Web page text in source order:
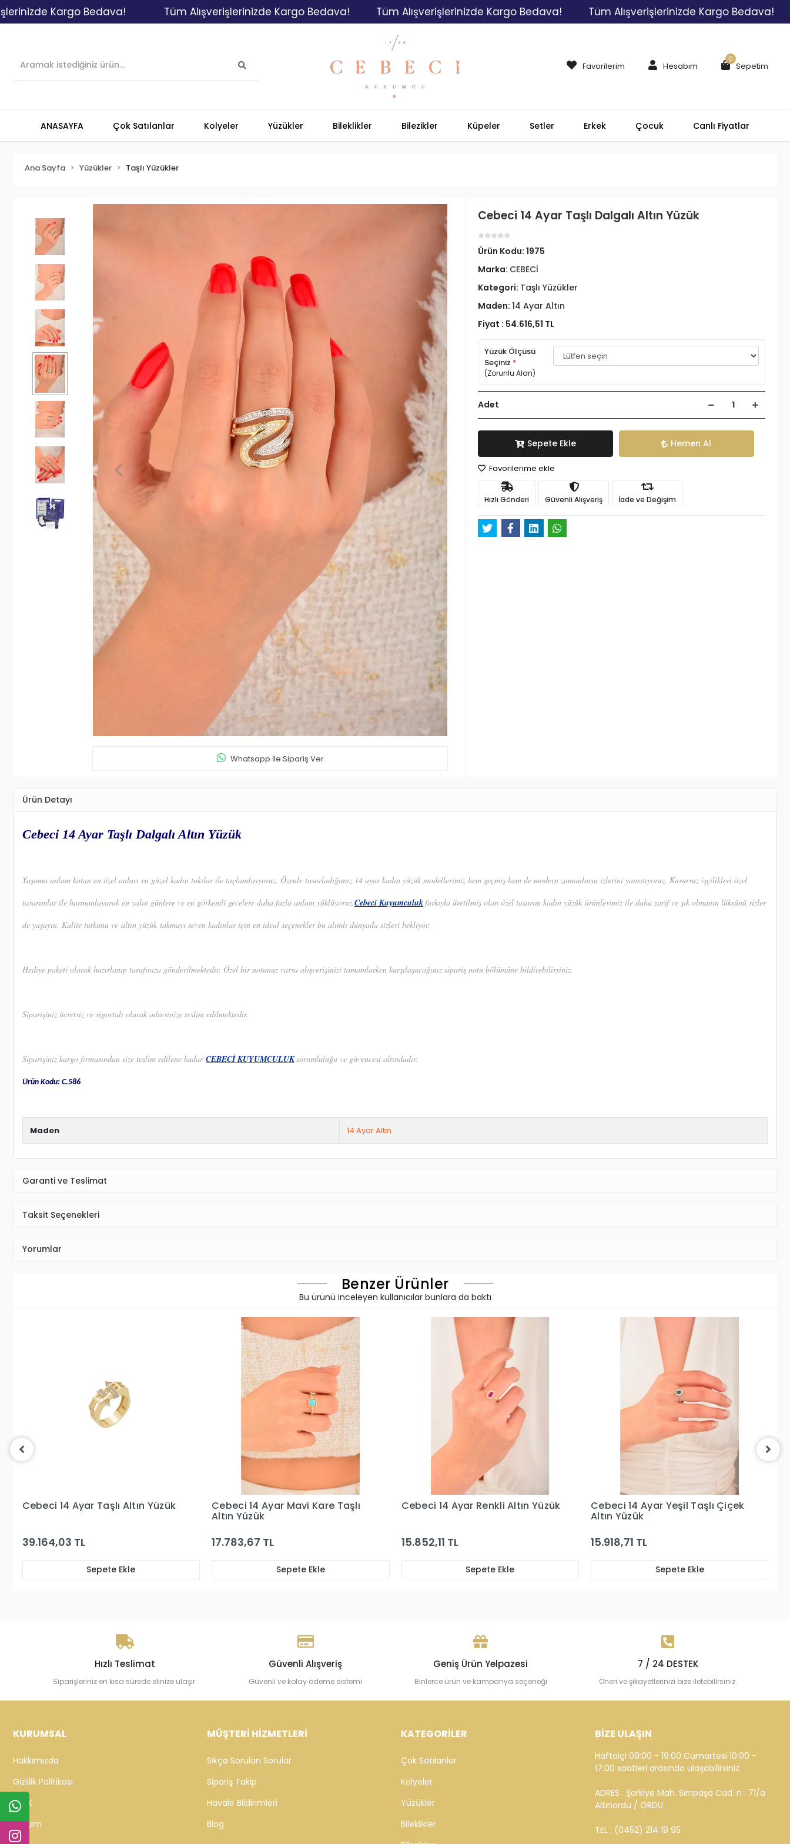
Kargo Bedava! Tüm Alışverişlerinizde Kargo Bedava! Tüm Alışverişlerinizde Kargo Bedava! Tüm Alışverişlerinizde Kargo Bedava! Tüm
Favorilerim Hesabım Sepetim
0
ANASAYFA Çok Satılanlar Kolyeler Yüzükler Bileklikler Bilezikler Küpeler Setler Erkek Çocuk Canlı Fiyatlar
Ana Sayfa Yüzükler Taşlı Yüzükler
Whatsapp İle Sipariş Ver
Cebeci 14 Ayar Taşlı Dalgalı Altın Yüzük
Ürün Kodu: 1975
Marka: CEBECİ
Kategori: Taşlı Yüzükler
Maden: 14 Ayar Altın
Fiyat : 54.616,51 TL
Yüzük Ölçüsü
Seçiniz *
(Zorunlu Alan)
Adet
Sepete Ekle Hemen Al
Favorilerime ekle
Hızlı Gönderi Güvenli Alışveriş İade ve Değişim
Ürün Detayı
Cebeci 14 Ayar Taşlı Dalgalı Altın Yüzük
Yaşama anlam katan en özel anları en güzel kadın takılar ile taçlandırıyoruz. Özenle tasarladığımız 14 ayar kadın yüzük modellerimiz hem geçmiş hem de modern zamanların izlerini yansıtıyoruz. Kusursuz işçilikleri özel
tasarımlar ile harmanlayarak en yalın günlere ve en görkemli gecelere daha fazla anlam yüklüyoruz.Cebeci Kuyumculuk farkıyla üretilmiş olan özel tasarım kadın yüzük ürünlerimiz ile daha zarif ve şık olmanın lüksünü sizler
de yaşayın. Kalite tutkunu ve altın yüzük takmayı seven kadınlar için en ideal seçenekler bu alımlı dünyada sizleri bekliyor.
Hediye paketi olarak hazırlanıp tarafınıza gönderilmektedir. Özel bir notunuz varsa alışverişinizi tamamlarken karşılaşacağınız sipariş notu bölümüne bildirebilirsiniz.
Siparişiniz ücretsiz ve sigortalı olarak adresinize teslim edilmektedir.
Siparişiniz kargo firmasından size teslim edilene kadar CEBECİ KUYUMCULUKsorumluluğu ve güvencesi altındadır.
Ürün Kodu: C.586
Maden 14 Ayar Altın
Garanti ve Teslimat
Taksit Seçenekleri
Yorumlar
Benzer Ürünler
Bu ürünü inceleyen kullanıcılar bunlara da baktı
Cebeci 14 Ayar Mavi Kare Taşlı
17.783,67 TL
Sepete Ekle
Cebeci 14 Ayar Renkli Altın Yüzük
15.852,11 TL
Sepete Ekle
Cebeci 14 Ayar Yeşil Taşlı Çiçek
15.918,71 TL
Sepete Ekle
Cebeci 14 Ayar Pembe Taşlı Altın
Yüzük
57.746,97 TL
Sepete Ekle
Hızlı Teslimat
Siparişleriniz en kısa sürede elinize ulaşır.
Güvenli Alışveriş
Güvenli ve kolay ödeme sistemi
Geniş Ürün Yelpazesi
Binlerce ürün ve kampanya seçeneği
7 / 24 DESTEK
Öneri ve şikayetlerinizi bize iletebilirsiniz.
KURUMSAL
Hakkımızda
Gizlilik Politikası
KVKK
İletişim
MÜŞTERİ HİZMETLERİ
Sıkça Sorulan Sorular
Sipariş Takip
Havale Bildirimleri
Blog
KATEGORİLER
Çok Satılanlar
Kolyeler
Yüzükler
Bileklikler
BİZE ULAŞIN
Haftaiçi 09:00 - 19:00 Cumartesi 10:00 -
17:00 saatleri arasında ulaşabilirsiniz.
ADRES : Şarkiye Mah. Sırrıpaşa Cad. n : 71/a
Altınordu / ORDU
TEL : (0452) 214 19 95